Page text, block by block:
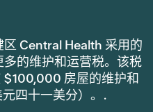
Central Health 采用的
的维护和运营税。该税
$100,000 房屋的维护和
四十一美分）。.